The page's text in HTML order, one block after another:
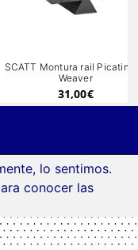
Montura rail Picatinny /
Weaver
€
lo sentimos.
conocer las